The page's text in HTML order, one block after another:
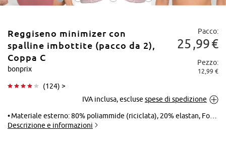
Reggiseno minimizer con
spalline imbottite (pacco da 2),
Coppa C
bonprix
(124) >
Pacco:
25 99€
Pezzo:
12,99 €
IVA inclusa, escluse spese di spedizione
Materiale esterno: 80% poliammide (riciclata), 20% elastan, Fodera: 83% poliammide, 17% elastan
Descrizione e informazioni